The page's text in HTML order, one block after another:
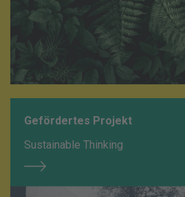
Gefördertes Projekt
Sustainable Thinking